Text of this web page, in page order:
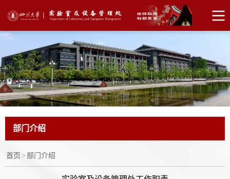
部门介绍
首页 > 部门介绍